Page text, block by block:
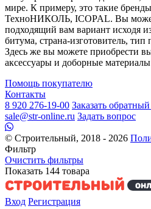
мире. К примеру, это такие
ТехноНИКОЛЬ, ICOPAL. Вы
подходящий вам вариант исходя
битума, страна-изготовитель,
Здесь же вы можете приобрести
аксессуары и доборные
Помощь покупателю
Контакты
8 920 276-19-00 Заказать
sale@str-online.ru Задать вопрос
© Строительный, 2018 - 2026
Фильтр
Очистить фильтры
Показать 144 товара
Вход Регистрация